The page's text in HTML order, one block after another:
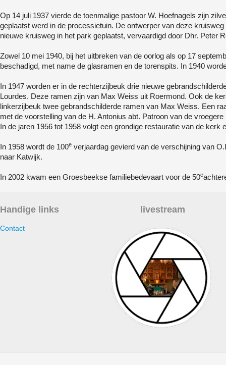
Op 14 juli 1937 vierde de toenmalige pastoor W. Hoefnagels zijn
geplaatst werd in de processietuin. De ontwerper van deze
nieuwe kruisweg in het park geplaatst, vervaardigd door Dhr. Peter
Zowel 10 mei 1940, bij het uitbreken van de oorlog als op 17
beschadigd, met name de glasramen en de torenspits. In 1940
In 1947 worden er in de rechterzijbeuk drie nieuwe
Lourdes. Deze ramen zijn van Max Weiss uit Roermond. Ook de
linkerzijbeuk twee gebrandschilderde ramen van Max Weiss. Een
met de voorstelling van de H. Antonius abt. Patroon van de vroegere
In de jaren 1956 tot 1958 volgt een grondige restauratie van de kerk
In 1958 wordt de 100e verjaardag gevierd van de verschijning van
naar Katwijk.
In 2002 kwam een Groesbeekse familiebedevaart voor de 50e
Handige links
Contact
livestream